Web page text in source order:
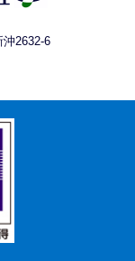
2632-6